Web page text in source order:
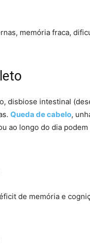
memória fraca,
disbiose intestinal
Queda de cabelo,
ao longo do dia
de memória e